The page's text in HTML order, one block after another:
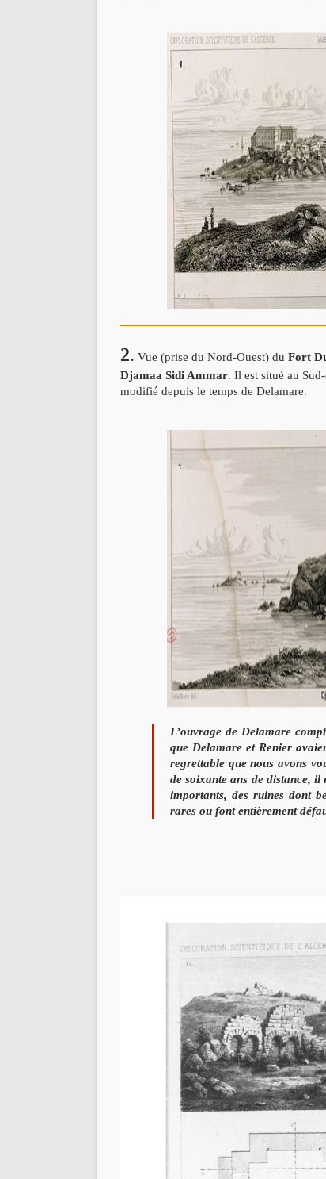
2. Vue (prise du Nord-Ouest) du Fort
Djamaa Sidi Ammar. Il est situé au
modifié depuis le temps de Delamare.
L’ouvrage de Delamare
que Delamare et Renier
regrettable que nous avons
de soixante ans de distance, il
importants, des ruines dont
rares ou fontentièrement